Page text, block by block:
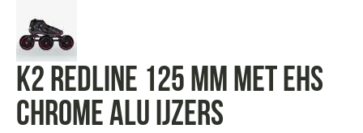
K2 Redline 125 mm met EHS
CHROME ALU IJZERS